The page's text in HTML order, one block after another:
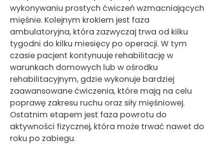
wykonywaniu prostych ćwiczeń wzmacniających
mięśnie. Kolejnym krokiem jest faza
ambulatoryjna, która zazwyczaj trwa od kilku
tygodni do kilku miesięcy po operacji. W tym
czasie pacjent kontynuuje rehabilitację w
warunkach domowych lub w ośrodku
rehabilitacyjnym, gdzie wykonuje bardziej
zaawansowane ćwiczenia, które mają na celu
poprawę zakresu ruchu oraz siły mięśniowej.
Ostatnim etapem jest faza powrotu do
aktywności fizycznej, która może trwać nawet do
roku po zabiegu.